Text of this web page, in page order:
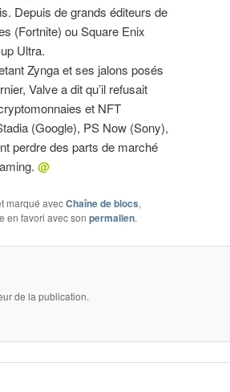
Depuis de grands éditeurs de
(Fortnite) ou Square Enix
Ultra.
Zynga et ses jalons posés
Valve a dit qu’il refusait
et NFT
(Google), PS Now (Sony),
perdre des parts de marché
@
marqué avecChaîne de blocs,
en favori avec son permalien.
de la publication.